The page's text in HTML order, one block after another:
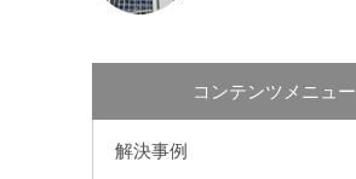
コンテンツメニュー
解決事例